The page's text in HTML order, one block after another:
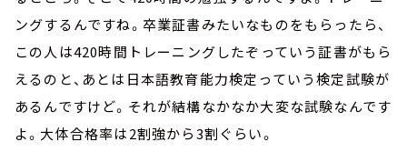
ングするんですね。卒業証書みたいなものをもらったら、
この人は420時間トレーニングしたぞっていう証書がもら
えるのと、あとは日本語教育能力検定っていう検定試験が
あるんですけど。それが結構なかなか大変な試験なんです
よ。大体合格率は2割強から3割ぐらい。